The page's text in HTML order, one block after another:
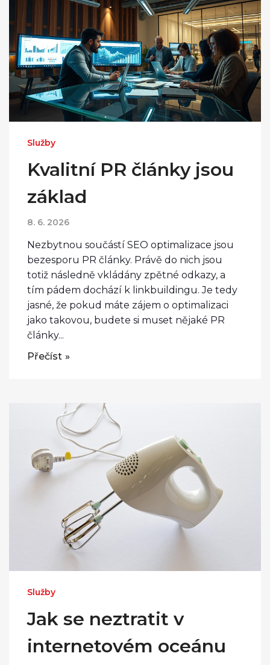
Služby
Kvalitní PR články jsou
základ
8. 6. 2026
Nezbytnou součástí SEO optimalizace jsou
bezesporu PR články. Právě do nich jsou
totiž následně vkládány zpětné odkazy, a
tím pádem dochází k linkbuildingu. Je tedy
jasné, že pokud máte zájem o optimalizaci
jako takovou, budete si muset nějaké PR
články...
Přečíst
Služby
Jak se neztratit v
internetovém oceánu